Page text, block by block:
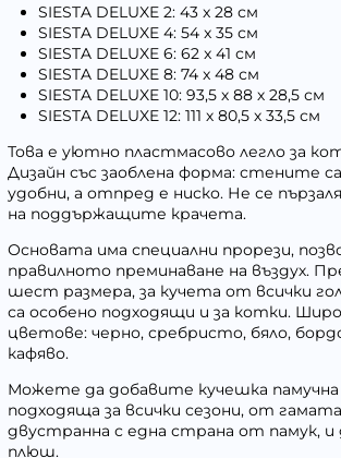
SIESTA DELUXE 2: 43 x 28 см
SIESTA DELUXE 4: 54 x 35 см
SIESTA DELUXE 6: 62 x 41 см
SIESTA DELUXE 8: 74 x 48 см
SIESTA DELUXE 10: 93,5 х 88 х 28,5 см
SIESTA DELUXE 12: 111 х 80,5 х 33,5 см
Това е уютно пластмасово легло за
Дизайн със заоблена форма: стените
удобни, а отпред е ниско. Не се
на поддържащите крачета.
Основата има специални прорези,
правилното преминаване на въздух.
шест размера, за кучета от всички
са особено подходящи и за котки.
цветове: черно, сребристо, бяло,
кафяво.
Можете да добавите кучешка памучна
подходяща за всички сезони, от гамата
двустранна с една страна от памук,
плюш.